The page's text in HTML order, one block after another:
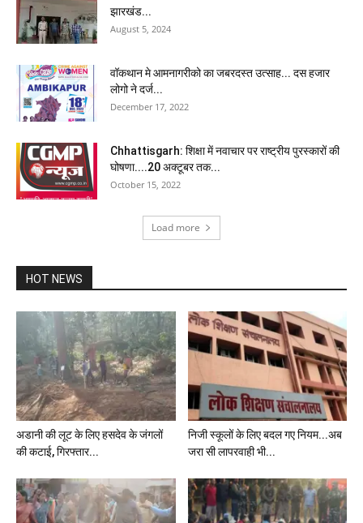
झारखंड...
August 5, 2024
वॉकथान मे आमनागरीको का जबरदस्त उत्साह... दस हजार
लोगो ने दर्ज...
December 17, 2022
Chhattisgarh: शिक्षा में नवाचार पर राष्ट्रीय पुरस्कारों की
घोषणा....20 अक्टूबर तक...
October 15, 2022
Load more
HOT NEWS
अडानी की लूट के लिए हसदेव के जंगलों
की कटाई, गिरफ्तार...
निजी स्कूलों के लिए बदल गए नियम...अब
जरा सी लापरवाही भी...